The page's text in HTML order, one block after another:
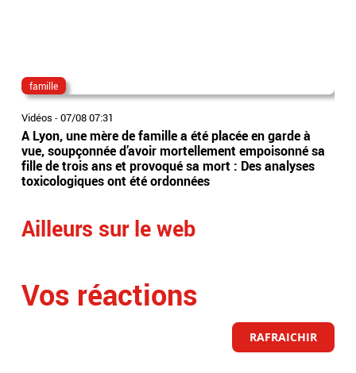
famille
Vidéos -07/08 07:31
A Lyon, une mère de famille a été placée en garde à
vue, soupçonnée d’avoir mortellement empoisonné sa
fille de trois ans et provoqué sa mort : Des analyses
toxicologiques ont été ordonnées
Ailleurs sur le web
Vos réactions
RAFRAICHIR